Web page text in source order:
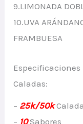
9.LIMONADA
10.UVA
FRAMBUESA
Especificaciones
Caladas:
– 25k/50k
– 10 Sabores